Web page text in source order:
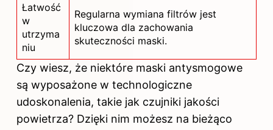
Łatwość
w
utrzyma
niu
Regularna wymiana filtrów jest
kluczowa dla zachowania
skuteczności maski.
Czy wiesz, że niektóre maski antysmogowe
są wyposażone w technologiczne
udoskonalenia, takie jak czujniki jakości
powietrza? Dzięki nim możesz na bieżąco